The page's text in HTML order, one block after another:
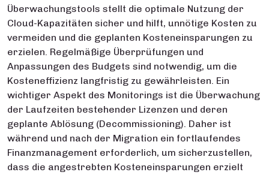
Überwachungstools stellt die optimale Nutzung der
Cloud-Kapazitäten sicher und hilft, unnötige Kosten zu
vermeiden und die geplanten Kosteneinsparungen zu
erzielen. Regelmäßige Überprüfungen und
Anpassungen des Budgets sind notwendig, um die
Kosteneffizienz langfristig zu gewährleisten. Ein
wichtiger Aspekt des Monitorings ist die Überwachung
der Laufzeiten bestehender Lizenzen und deren
geplante Ablösung (Decommissioning). Daher ist
während und nach der Migration ein fortlaufendes
Finanzmanagement erforderlich, um sicherzustellen,
dass die angestrebten Kosteneinsparungen erzielt